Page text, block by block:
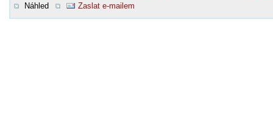
Náhled
Zaslat e-mailem